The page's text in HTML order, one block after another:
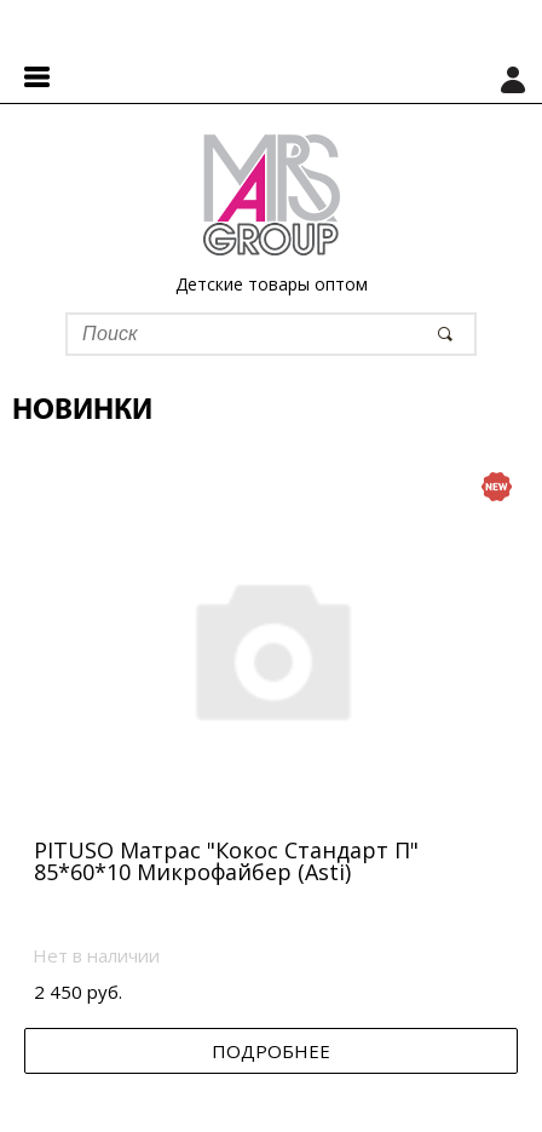
Детские товары оптом
НОВИНКИ
PITUSO Матрас "Кокос Стандарт П"
85*60*10 Микрофайбер (Asti)
Нет в наличии
2 450 руб.
ПОДРОБНЕЕ